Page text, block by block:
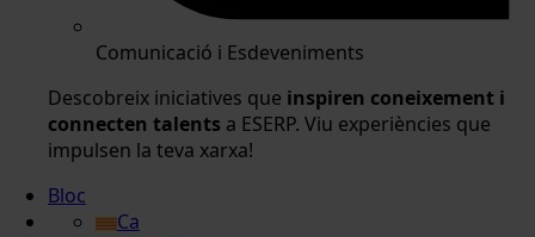
Comunicació i Esdeveniments
Descobreix iniciatives que inspiren coneixement i
connecten talents a ESERP. Viu experiències que
impulsen la teva xarxa!
Bloc
Ca